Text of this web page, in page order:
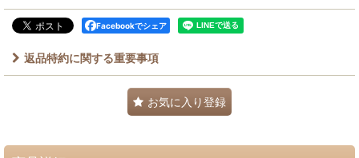
Facebookでシェア
返品特約に関する重要事項
お気に入り登録